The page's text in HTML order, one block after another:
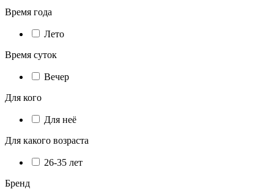
Время года
Лето
Время суток
Вечер
Для кого
Для неё
Для какого возраста
26-35 лет
Бренд